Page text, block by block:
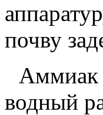
почву
Аммиак
водный